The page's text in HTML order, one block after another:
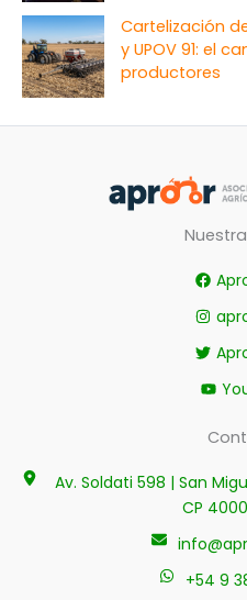
Cartelización
y UPOV 91: el
productores
Av. Soldati 598 | San
CP
+54 9